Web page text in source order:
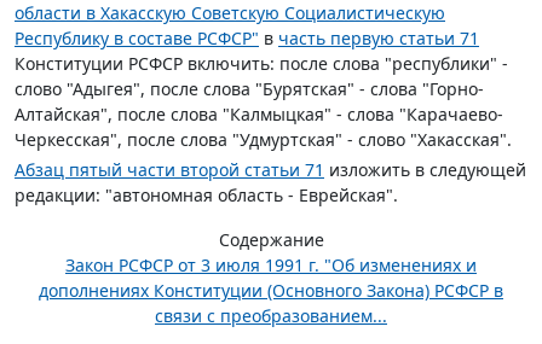
области в Хакасскую Советскую Социалистическую
Республику в составе РСФСР" в часть первую статьи 71
Конституции РСФСР включить: после слова "республики" -
слово "Адыгея", после слова "Бурятская" - слова "Горно-
Алтайская", после слова "Калмыцкая" - слова "Карачаево-
Черкесская", после слова "Удмуртская" - слово "Хакасская".
Абзац пятый части второй статьи 71 изложить в следующей
редакции: "автономная область - Еврейская".
Содержание
Закон РСФСР от 3 июля 1991 г. "Об изменениях и
дополнениях Конституции (Основного Закона) РСФСР в
связи с преобразованием...